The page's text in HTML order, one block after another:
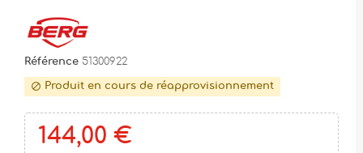
Référence 51300922
 Produit en cours de réapprovisionnement
144,00 €